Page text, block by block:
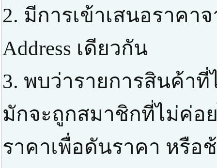
2. มีการเข้าเสนอราคา
Address เดียวกัน
3. พบว่ารายการสินค้า
มักจะถูกสมาชิกที่ไม่ค่อ
ราคาเพื่อดันราคา หรือ